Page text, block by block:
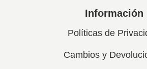
Información
Políticas de
Cambios y